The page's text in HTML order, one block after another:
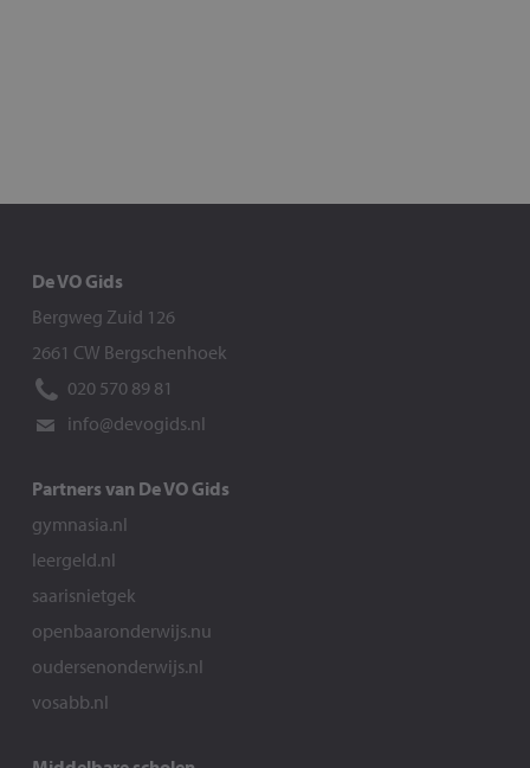
De VO Gids
Bergweg Zuid 126
2661 CW Bergschenhoek
020 570 89 81
info@devogids.nl
Partners van De VO Gids
gymnasia.nl
leergeld.nl
saarisnietgek
openbaaronderwijs.nu
oudersenonderwijs.nl
vosabb.nl